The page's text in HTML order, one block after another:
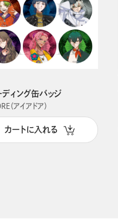
ディング缶バッジ
（アイアドア）
カートに入れる